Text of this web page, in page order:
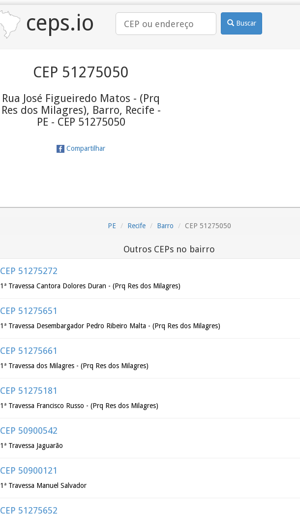
ceps.io Buscar
CEP 51275050
Rua José Figueiredo Matos - (Prq
Res dos Milagres), Barro, Recife -
PE - CEP 51275050
Compartilhar
PE Recife Barro CEP 51275050
Outros CEPs no bairro
CEP 51275272
1ª Travessa Cantora Dolores Duran - (Prq Res dos Milagres)
CEP 51275651
1ª Travessa Desembargador Pedro Ribeiro Malta - (Prq Res dos Milagres)
CEP 51275661
1ª Travessa dos Milagres - (Prq Res dos Milagres)
CEP 51275181
1ª Travessa Francisco Russo - (Prq Res dos Milagres)
CEP 50900542
1ª Travessa Jaguarão
CEP 50900121
1ª Travessa Manuel Salvador
CEP 51275652